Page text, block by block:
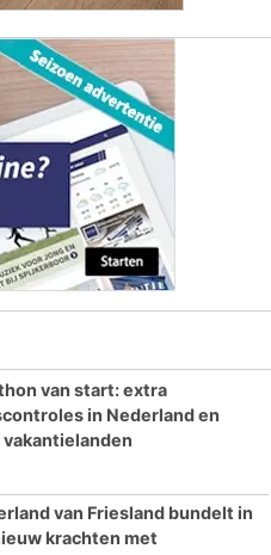
van start: extra
in Nederland en
van Friesland bundelt in
krachten met